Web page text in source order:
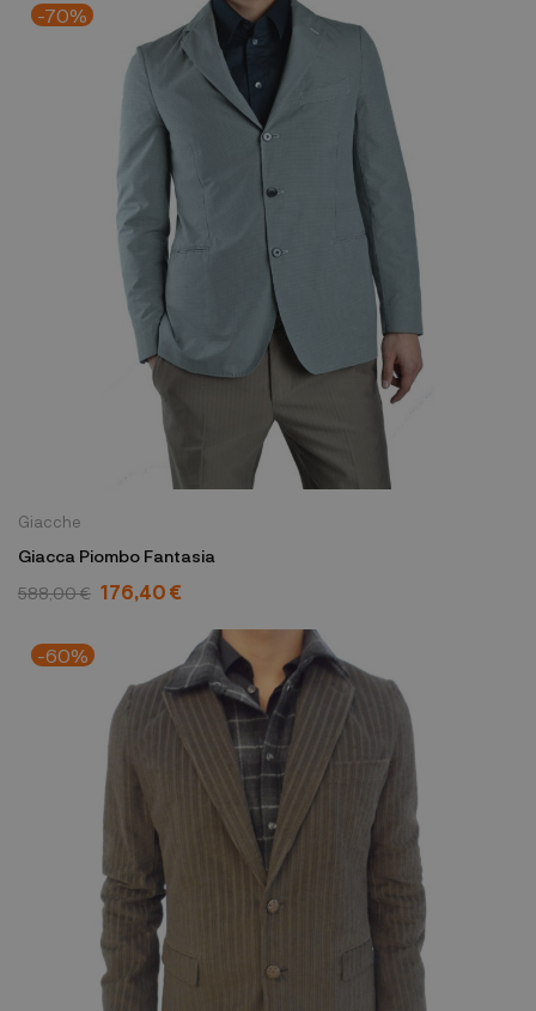
-70%
Giacche
Giacca Piombo Fantasia
588,00 € 176,40 €
-60%